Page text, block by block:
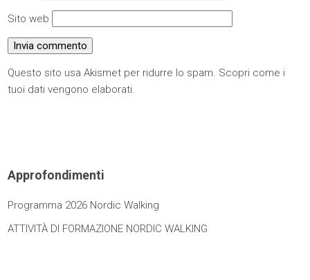
Sito web
Questo sito usa Akismet per ridurre lo spam. Scopri come i
tuoi dati vengono elaborati.
Approfondimenti
Programma 2026 Nordic Walking
ATTIVITÀ DI FORMAZIONE NORDIC WALKING